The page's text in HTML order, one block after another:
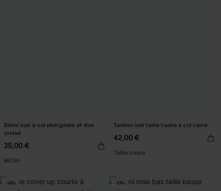
Bikini noir à col plongeant et dos
croisé
35,00 €
MESH
Tankini noir taille haute à col carré
42,00 €
Taille haute
-14% -10%